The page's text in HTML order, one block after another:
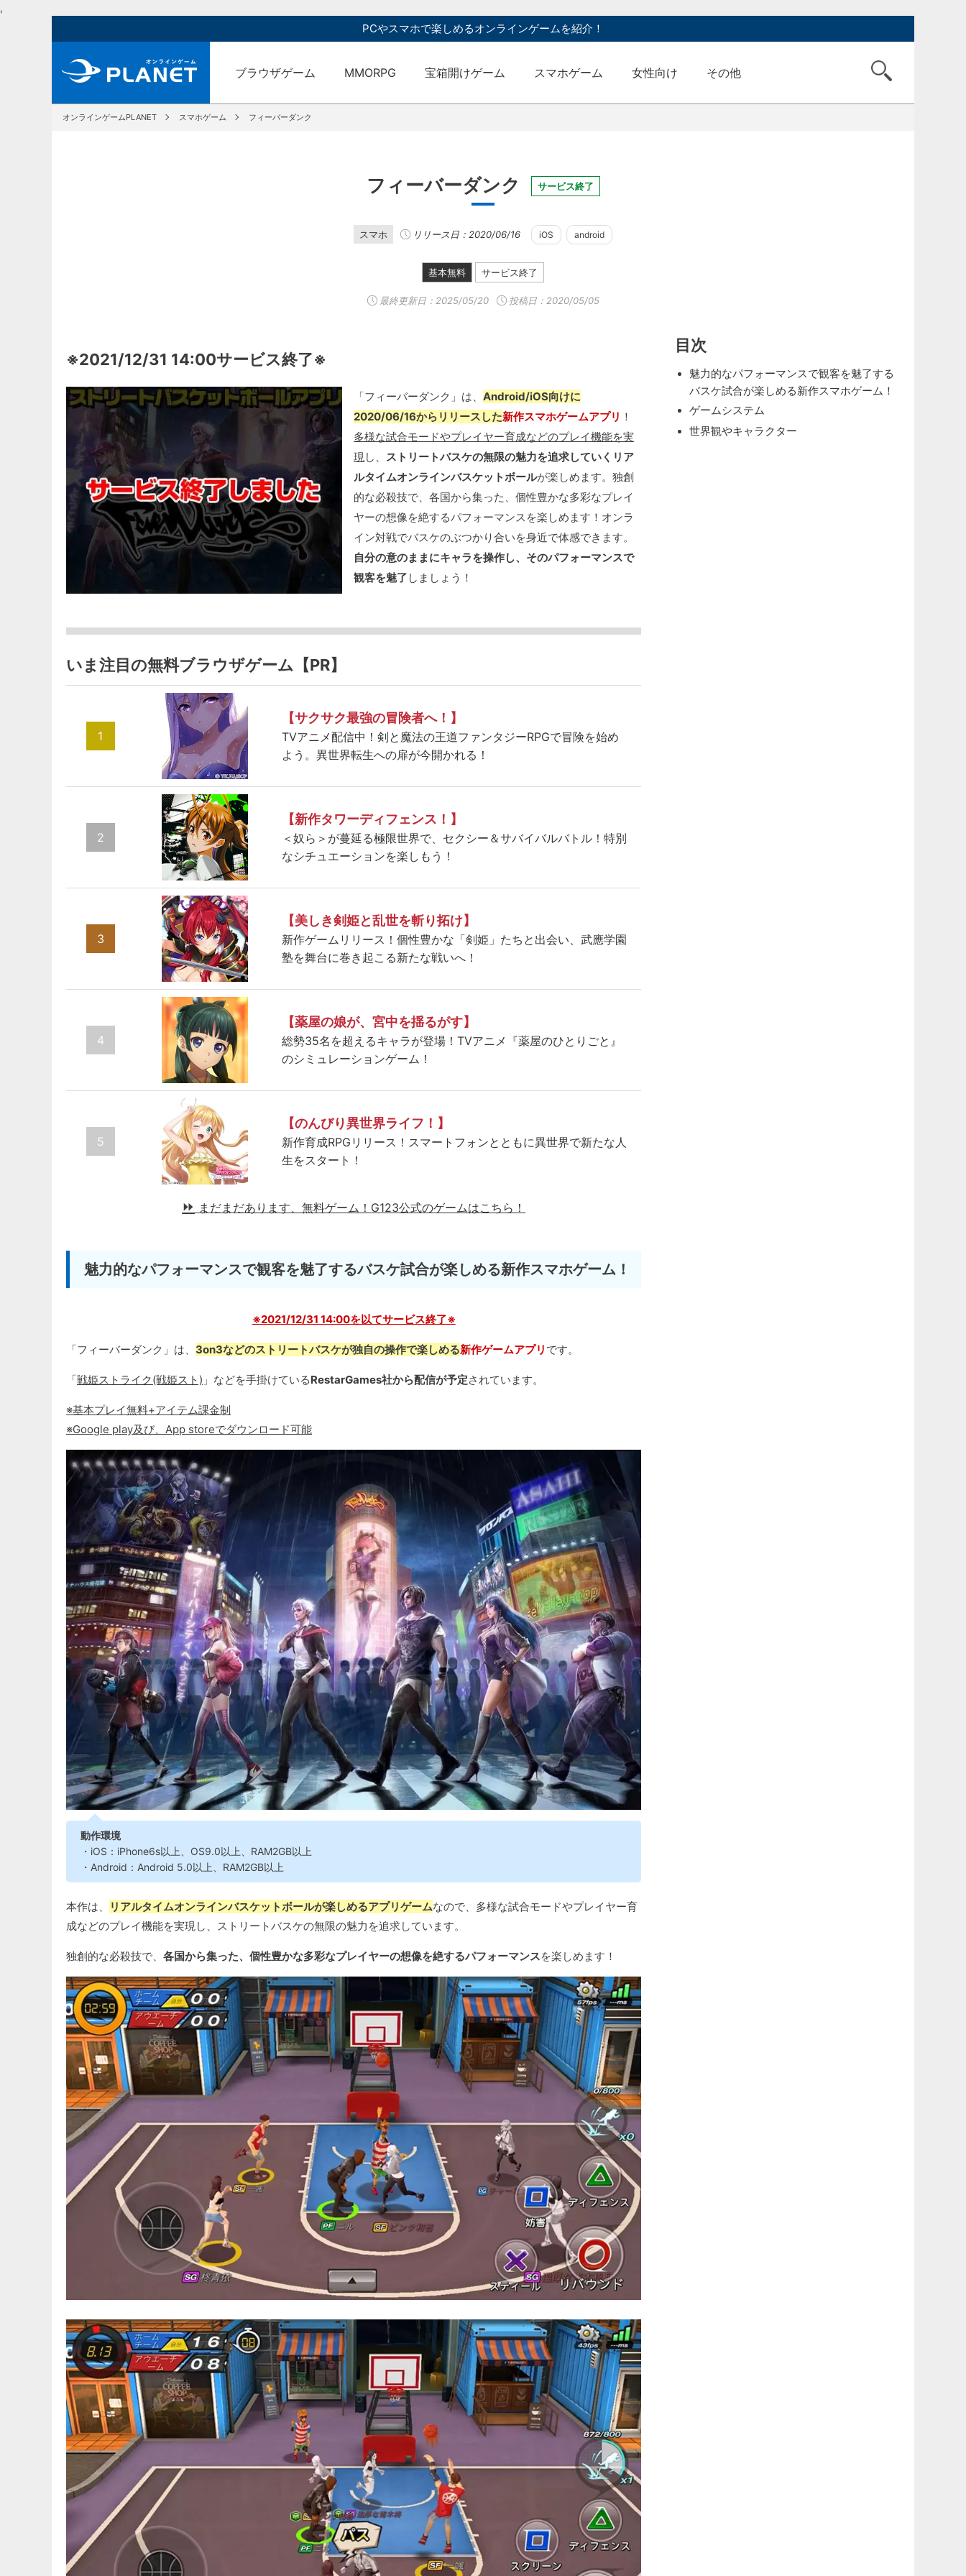
,
PCやスマホで楽しめるオンラインゲームを紹介！
ブラウザゲーム MMORPG 宝箱開けゲーム スマホゲーム 女性向け その他
オンラインゲームPLANET スマホゲーム フィーバーダンク
フィーバーダンク サービス終了
スマホ リリース日：2020/06/16 iOS android
基本無料 サービス終了
最終更新日： 2025/05/20 投稿日：2020/05/05
※2021/12/31 14:00サービス終了※
「フィーバーダンク」は、Android/iOS向けに
2020/06/16からリリースした新作スマホゲームアプリ ！
多様な試合モードやプレイヤー育成などのプレイ機能を実
現し、 ストリートバスケの無限の魅力を追求していくリア
ルタイムオンラインバスケットボールが楽しめます。独創
的な必殺技で、各国から集った、個性豊かな多彩なプレイ
ヤーの想像を絶するパフォーマンスを楽しめます！オンラ
イン対戦でバスケのぶつかり合いを身近で体感できます。
自分の意のままにキャラを操作し、そのパフォーマンスで
観客を魅了 しましょう！
いま注目の無料ブラウザゲーム【PR】
1
【サクサク最強の冒険者へ！】
TVアニメ配信中！剣と魔法の王道ファンタジーRPGで冒険を始め
よう。異世界転生への扉が今開かれる！
2
【新作タワーディフェンス！】
＜奴ら＞が蔓延る極限世界で、セクシー＆サバイバルバトル！特別
なシチュエーションを楽しもう！
3
【美しき剣姫と乱世を斬り拓け】
新作ゲームリリース！個性豊かな「剣姫」たちと出会い、武應学園
塾を舞台に巻き起こる新たな戦いへ！
4
【薬屋の娘が、宮中を揺るがす】
総勢35名を超えるキャラが登場！TVアニメ『薬屋のひとりごと』
のシミュレーションゲーム！
5
【のんびり異世界ライフ！】
新作育成RPGリリース！スマートフォンとともに異世界で新たな人
生をスタート！
まだまだあります、無料ゲーム！ G123公式のゲームはこちら！
魅力的なパフォーマンスで観客を魅了するバスケ試合が楽しめる新作スマホゲーム！
※2021/12/31 14:00を以てサービス終了※
「フィーバーダンク」は、 3on3などのストリートバスケが独自の操作で楽しめる新作ゲームアプリ です。
「戦姫ストライク(戦姫スト) 」などを手掛けているRestarGames社から配信が予定されています。
※基本プレイ無料+アイテム課金制
※Google play及び、App storeでダウンロード可能
動作環境
・iOS：iPhone6s以上、OS9.0以上、RAM2GB以上
・Android：Android 5.0以上、RAM2GB以上
本作は、 リアルタイムオンラインバスケットボールが楽しめるアプリゲームなので、多様な試合モードやプレイヤー育
成などのプレイ機能を実現し、ストリートバスケの無限の魅力を追求しています。
独創的な必殺技で、 各国から集った、個性豊かな多彩なプレイヤーの想像を絶するパフォーマンスを楽しめます！
目次
魅力的なパフォーマンスで観客を魅了する
バスケ試合が楽しめる新作スマホゲーム！
ゲームシステム
世界観やキャラクター